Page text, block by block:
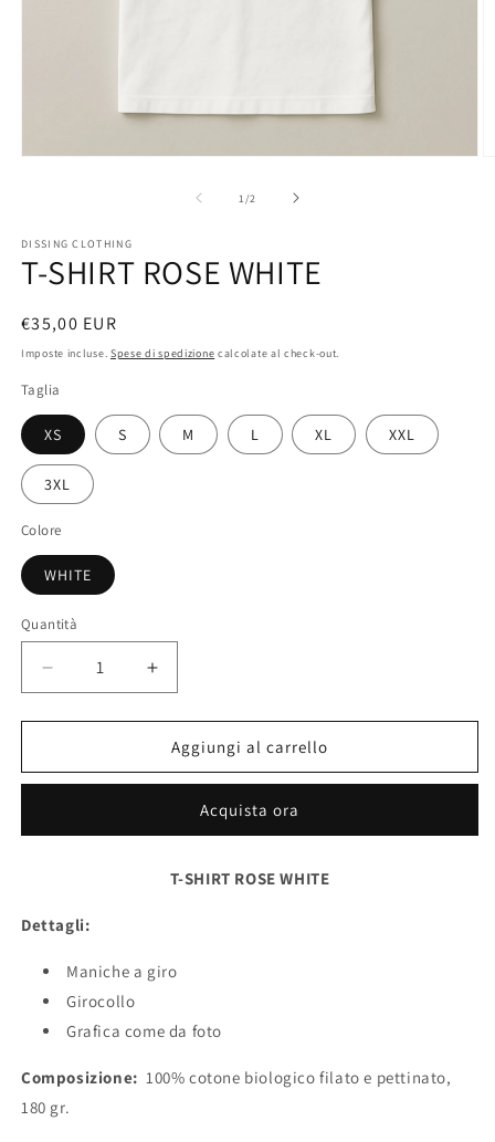
finestra
modale
1 /su2
DISSING CLOTHING
T-SHIRT ROSE WHITE
Prezzo
di
€35,00 EUR
Imposte incluse. Spese di spedizione calcolate al check-out.
Taglia
XS S M L XL XXL
3XL
Colore
WHITE
Quantità
Quantità
Diminuisci
quantità
per
SHIRT
Aumenta
quantità
per
SHIRT
WHITE
Aggiungi al carrello
Acquista ora
T-SHIRT ROSE WHITE
Dettagli:
Maniche a giro
Girocollo
Grafica come da foto
Composizione: 100% cotone biologico filato e pettinato,
180 gr.